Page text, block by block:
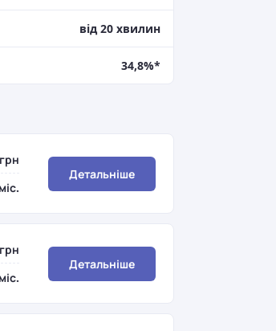
від 20 хвилин
34,8%*
Детальніше
Детальніше